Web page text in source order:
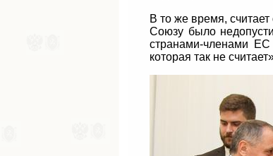
В то же время,
Союзу было
странами-членами
которая так не